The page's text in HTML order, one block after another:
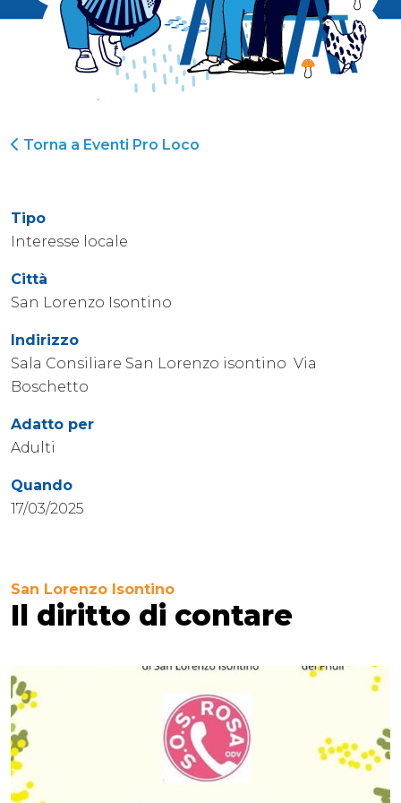
Torna a Eventi Pro Loco
Tipo
Interesse locale
Città
San Lorenzo Isontino
Indirizzo
Sala Consiliare San Lorenzo isontino Via
Boschetto
Adatto per
Adulti
Quando
17/03/2025
San Lorenzo Isontino
Il diritto di contare